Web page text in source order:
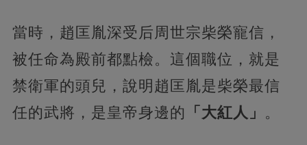
當時，趙匡胤深受后周世宗柴榮寵信，
被任命為殿前都點檢。這個職位，就是
禁衛軍的頭兒， 說明趙匡胤是柴榮最信
任的武將，是皇帝身邊的
「大紅人」 。